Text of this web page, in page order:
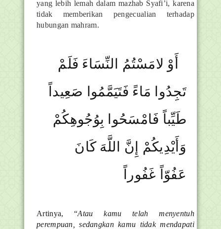
yang lebih lemah dalam mazhab Syafi’i, karena
tidak memberikan pengecualian terhadap
hubungan mahram.
أَوْ لامَسْتُمُ النِّسَاءَ فَلَمْ
تَجِدُوا مَاءً فَتَيَمَّمُوا صَعِيداً
طَيِّباً فَامْسَحُوا بِوُجُوهِكُمْ
وَأَيْدِيكُمْ إِنَّ اللَّهَ كَانَ
عَفُوّاً غَفُوراً
Artinya, “Atau kamu telah menyentuh
perempuan, sedangkan kamu tidak mendapati